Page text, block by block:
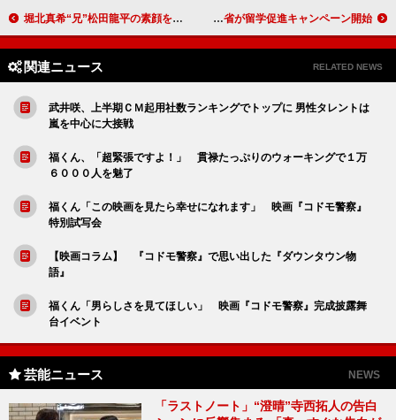
堀北真希“兄”松田龍平の素顔を暴露 「結構おしゃべりな方なんです」 ＳＮＨ４８宮澤佐江、“宮沢りえ”と呼ばれ「すごくうれしい」 文部科学省が留学促進キャンペーン開始
関連ニュース RELATED NEWS
武井咲、上半期ＣＭ起用社数ランキングでトップに 男性タレントは
嵐を中心に大接戦
福くん、「超緊張ですよ！」 貫禄たっぷりのウォーキングで１万
６０００人を魅了
福くん「この映画を見たら幸せになれます」 映画『コドモ警察』
特別試写会
【映画コラム】 『コドモ警察』で思い出した『ダウンタウン物
語』
福くん「男らしさを見てほしい」 映画『コドモ警察』完成披露舞
台イベント
芸能ニュース NEWS
「ラストノート」“澄晴”寺西拓人の告白